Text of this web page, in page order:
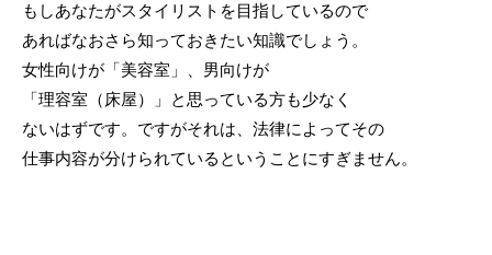
もしあなたがスタイリストを目指しているので
あればなおさら知っておきたい知識でしょう。
女性向けが「美容室」、男向けが
「理容室（床屋）」と思っている方も少なく
ないはずです。ですがそれは、法律によってその
仕事内容が分けられているということにすぎません。